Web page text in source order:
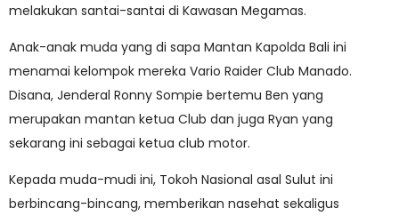
melakukan santai-santai di Kawasan Megamas.
Anak-anak muda yang di sapa Mantan Kapolda Bali ini
menamai kelompok mereka Vario Raider Club Manado.
Disana, Jenderal Ronny Sompie bertemu Ben yang
merupakan mantan ketua Club dan juga Ryan yang
sekarang ini sebagai ketua club motor.
Kepada muda-mudi ini, Tokoh Nasional asal Sulut ini
berbincang-bincang, memberikan nasehat sekaligus